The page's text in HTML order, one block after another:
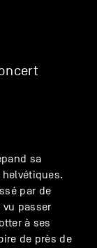
sa
par de
passer
à ses
de près de